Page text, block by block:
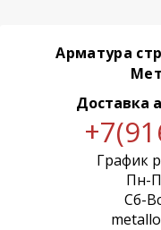
Арматура
Доставка
График
Пн-
Сб-